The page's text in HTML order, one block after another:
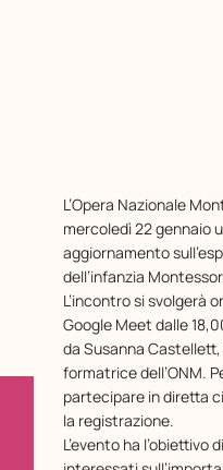
L’Opera Nazionale
mercoledì 22 gennaio
aggiornamento
dell’infanzia
L’incontro si svolgerà
Google Meet dalle
da Susanna
formatrice dell’ONM.
partecipare in diretta
la registrazione.
L’evento ha l’obiettivo